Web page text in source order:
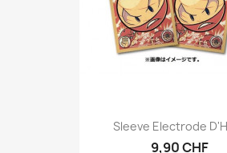
Sleeve Electrode
9,90 CHF